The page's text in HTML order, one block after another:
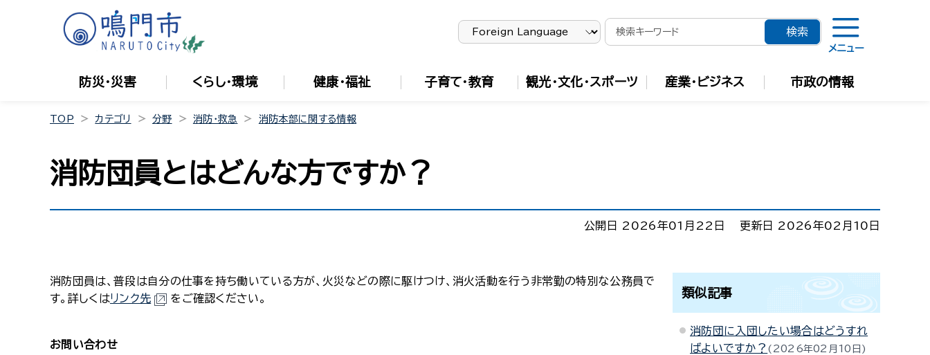
メニュー
防災・災害 くらし・環境 健康・福祉 子育て・教育 観光・文化・スポーツ 産業・ビジネス 市政の情報
TOP カテゴリ 分野 消防・救急 消防本部に関する情報
消防団員とはどんな方ですか？
公開日 2026年01月22日 更新日 2026年02月10日
消防団員は、普段は自分の仕事を持ち働いている方が、火災などの際に駆けつけ、消火活動を行う非常勤の特別な公務員で
す。詳しくはリンク先 をご確認ください。
お問い合わせ
類似記事
消防団に入団したい場合はどうすれ
ばよいですか？
2026年02月10日